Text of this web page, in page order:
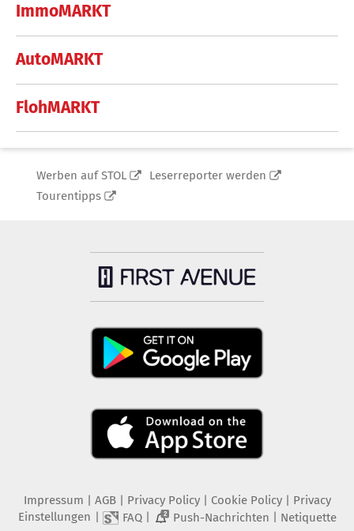
ImmoMARKT
AutoMARKT
FlohMARKT
Werben auf STOL
Leserreporter werden
Tourentipps
Impressum AGB Privacy Policy| Cookie Policy| Privacy
Einstellungen
FAQ| 2 Push-Nachrichten Netiquette